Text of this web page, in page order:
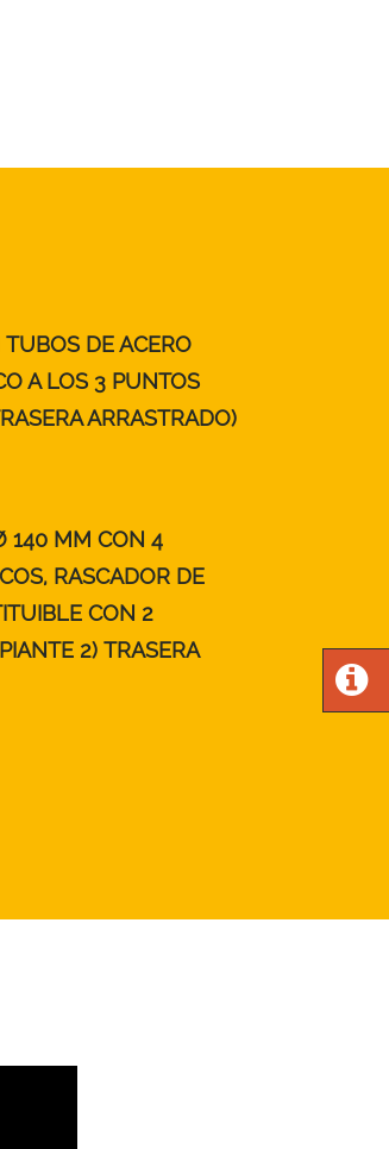
DE ACERO
A LOS 3 PUNTOS
ARRASTRADO)
140 MM CON 4
RASCADOR DE
CON 2
2) TRASERA